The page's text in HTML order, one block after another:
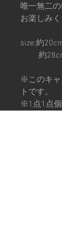
唯一無二の
お楽しみく
size:約
約
※このキャ
トです。
※1点1点